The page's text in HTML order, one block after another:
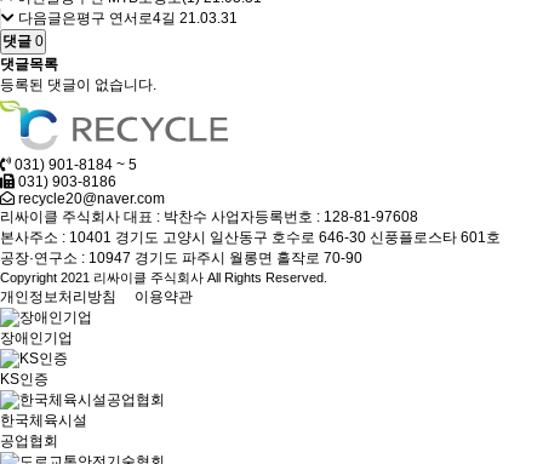
다음글은평구 연서로4길 21.03.31
댓글 0
댓글목록
등록된 댓글이 없습니다.
031) 901-8184 ~ 5
031) 903-8186
recycle20@naver.com
리싸이클 주식회사 대표 : 박찬수 사업자등록번호 : 128-81-97608
본사주소 : 10401 경기도 고양시 일산동구 호수로 646-30 신풍플로스타 601호
공장·연구소 : 10947 경기도 파주시 월롱면 홀작로 70-90
Copyright 2021 리싸이클 주식회사 All Rights Reserved.
개인정보처리방침 이용약관
장애인기업
KS인증
한국체육시설
공업협회